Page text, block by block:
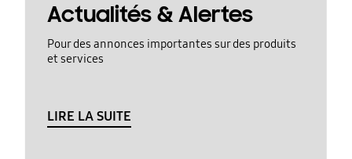
Actualités & Alertes
Pour des annonces importantes sur des produits
et services
LIRE LA SUITE